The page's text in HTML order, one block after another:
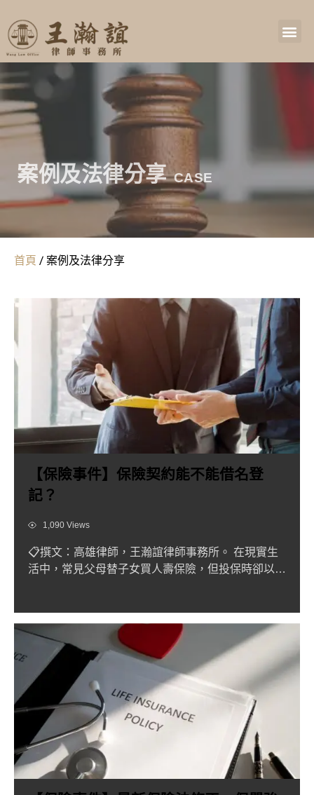
案例及法律分享 CASE
首頁 /案例及法律分享
【保險事件】保險契約能不能借名登
記？
Views1,090 Views
📋撰文：高雄律師，王瀚誼律師事務所。 在現實生
活中，常見父母替子女買人壽保險，但投保時卻以子